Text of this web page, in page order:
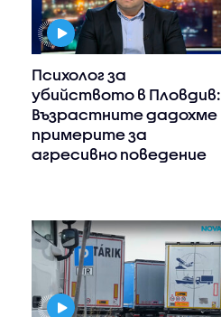
Психолог за
убийството в Пловдив:
Възрастните дадохме
примерите за
агресивно поведение